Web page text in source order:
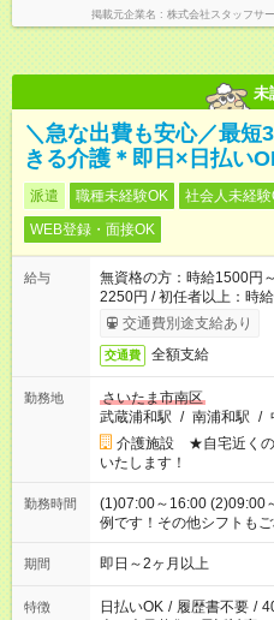
掲載元企業名 株式会社スタッフサ
未
＼急な出費も安心／最短
きる介護＊即日×日払い
派遣 職種未経験OK 社会人未経験
WEB登録・面接OK
給与
無資格の方：時給1500円
2250円 / 初任者以上：
日収例：1万2000円（時給
交通費別途支給あり
交通費 全額支給
勤務地
さいたま市南区
武蔵浦和駅 / 南浦和駅 /
介護施設 ★自宅近くの
いたします！
勤務時間
(1)07:00～16:00 (2)09:00～
例です！その他シフトもご
期間 即日～2ヶ月以上
特徴 日払いOK / 履歴書不要 /